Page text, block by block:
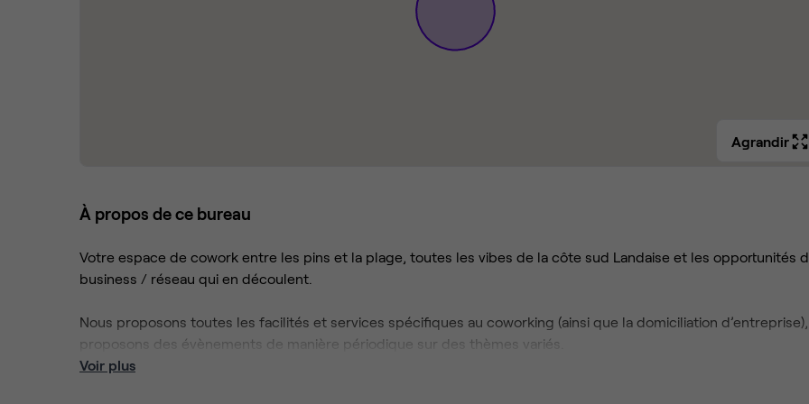
Agrandir
À propos de ce bureau
Votre espace de cowork entre les pins et la plage, toutes les vibes de la côte sud Landaise et les opportunités
business / réseau qui en découlent.
Nous proposons toutes les facilités et services spécifiques au coworking (ainsi que la domiciliation
proposons des évènements de manière périodique sur des thèmes variés.
Voir plus